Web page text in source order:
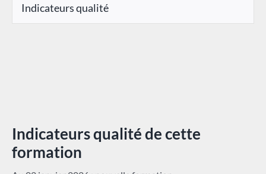
Indicateurs qualité
Indicateurs qualité de cette
formation